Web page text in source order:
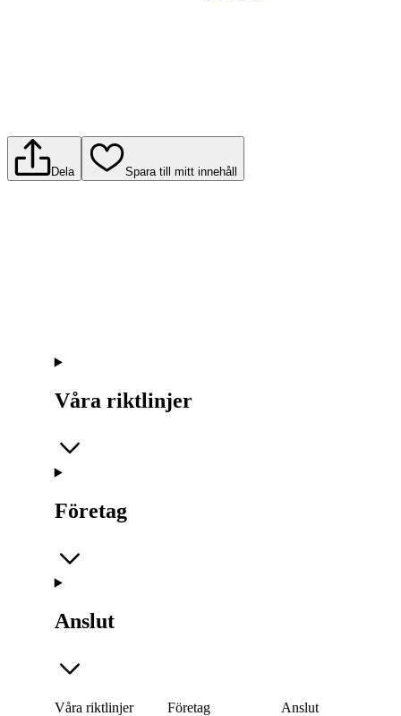
Dela Spara till mitt innehåll
Våra riktlinjer
Företag
Anslut
Våra riktlinjer
Företag
Anslut